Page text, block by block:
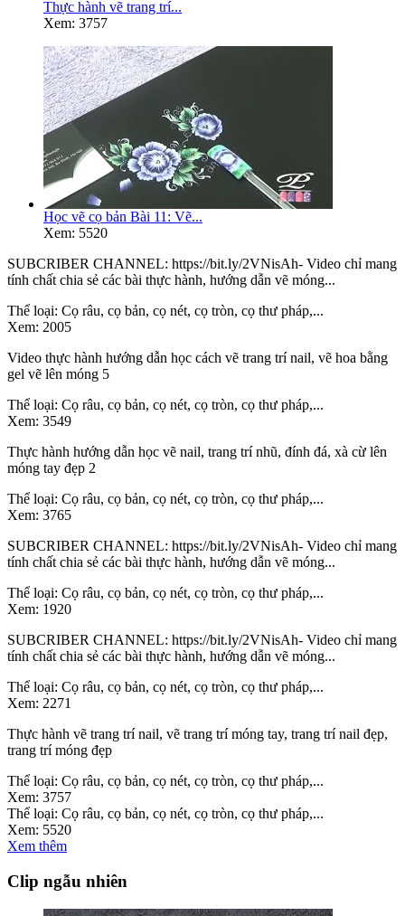
Thực hành vẽ trang trí...
Xem: 3757
Học vẽ cọ bản Bài 11: Vẽ...
Xem: 5520
SUBCRIBER CHANNEL: https://bit.ly/2VNisAh- Video chỉ mang
tính chất chia sẻ các bài thực hành, hướng dẫn vẽ móng...
Thể loại: Cọ râu, cọ bản, cọ nét, cọ tròn, cọ thư pháp,...
Xem: 2005
Video thực hành hướng dẫn học cách vẽ trang trí nail, vẽ hoa bằng
gel vẽ lên móng 5
Thể loại: Cọ râu, cọ bản, cọ nét, cọ tròn, cọ thư pháp,...
Xem: 3549
Thực hành hướng dẫn học vẽ nail, trang trí nhũ, đính đá, xà cừ lên
móng tay đẹp 2
Thể loại: Cọ râu, cọ bản, cọ nét, cọ tròn, cọ thư pháp,...
Xem: 3765
SUBCRIBER CHANNEL: https://bit.ly/2VNisAh- Video chỉ mang
tính chất chia sẻ các bài thực hành, hướng dẫn vẽ móng...
Thể loại: Cọ râu, cọ bản, cọ nét, cọ tròn, cọ thư pháp,...
Xem: 1920
SUBCRIBER CHANNEL: https://bit.ly/2VNisAh- Video chỉ mang
tính chất chia sẻ các bài thực hành, hướng dẫn vẽ móng...
Thể loại: Cọ râu, cọ bản, cọ nét, cọ tròn, cọ thư pháp,...
Xem: 2271
Thực hành vẽ trang trí nail, vẽ trang trí móng tay, trang trí nail đẹp,
trang trí móng đẹp
Thể loại: Cọ râu, cọ bản, cọ nét, cọ tròn, cọ thư pháp,...
Xem: 3757
Thể loại: Cọ râu, cọ bản, cọ nét, cọ tròn, cọ thư pháp,...
Xem: 5520
Xem thêm
Clip ngẫu nhiên